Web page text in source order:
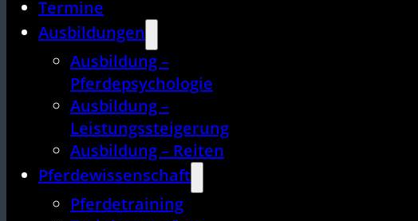
Termine
Ausbildungen
Ausbildung –
Pferdepsychologie
Ausbildung –
Leistungssteigerung
Ausbildung – Reiten
Pferdewissenschaft
Pferdetraining